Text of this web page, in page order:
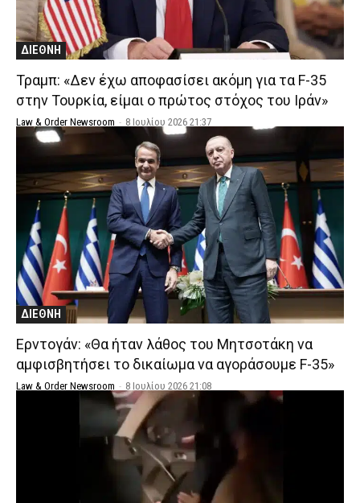
ΔΙΕΘΝΗ
Τραμπ: «Δεν έχω αποφασίσει ακόμη για τα F-35
στην Τουρκία, είμαι ο πρώτος στόχος του Ιράν»
Law & Order Newsroom - 8 Ιουλίου 2026 21:37
ΔΙΕΘΝΗ
Ερντογάν: «Θα ήταν λάθος του Μητσοτάκη να
αμφισβητήσει το δικαίωμα να αγοράσουμε F-35»
Law & Order Newsroom - 8 Ιουλίου 2026 21:08